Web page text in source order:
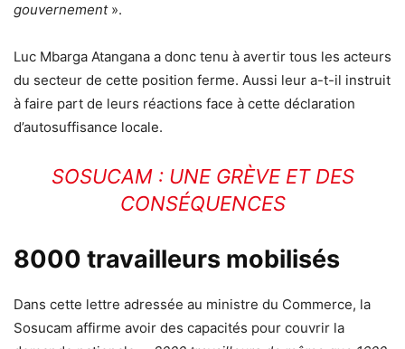
gouvernement».
Luc Mbarga Atangana a donc tenu à avertir tous les acteurs
du secteur de cette position ferme. Aussi leur a-t-il instruit
à faire part de leurs réactions face à cette déclaration
d’autosuffisance locale.
SOSUCAM : UNE GRÈVE ET DES
CONSÉQUENCES
8000 travailleurs mobilisés
Dans cette lettre adressée au ministre du Commerce, la
Sosucam affirme avoir des capacités pour couvrir la